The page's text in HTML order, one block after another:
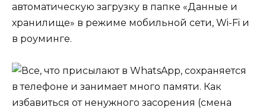
автоматическую загрузку в папке «Данные и
хранилище» в режиме мобильной сети, Wi-Fi и
в роуминге.